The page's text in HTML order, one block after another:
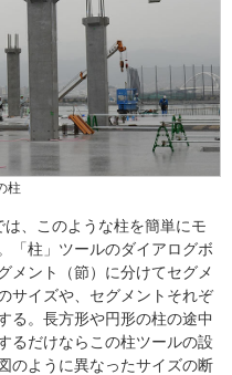
柱
は、このような柱を簡単にモ
「柱」ツールのダイアログボ
メント（節）に分けてセグメ
サイズや、セグメントそれぞ
る。長方形や円形の柱の途中
るだけならこの柱ツールの設
のように異なったサイズの断